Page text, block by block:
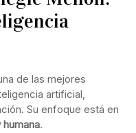
de las mejores
artificial,
Su enfoque está en
.